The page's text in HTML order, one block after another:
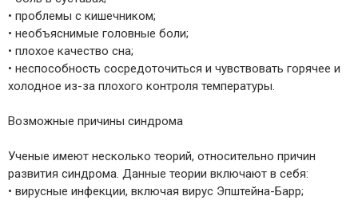
• проблемы с кишечником;
• необъяснимые головные боли;
• плохое качество сна;
• неспособность сосредоточиться и чувствовать горячее и
холодное из-за плохого контроля температуры.
Возможные причины синдрома
Ученые имеют несколько теорий, относительно причин
развития синдрома. Данные теории включают в себя:
• вирусные инфекции, включая вирус Эпштейна-Барр;